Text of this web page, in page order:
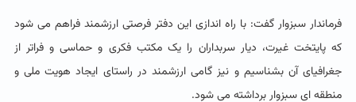
فرماندار سبزوار گفت: با راه اندازی این دفتر فرصتی ارزشمند فراهم می شود
که پایتخت غیرت، دیار سربداران را یک مکتب فکری و حماسی و فراتر از
جغرافیای آن بشناسیم و نیز گامی ارزشمند در راستای ایجاد هویت ملی و
منطقه ای سبزوار برداشته می شود.